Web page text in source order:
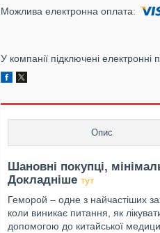
У компанії підключені
Опис
Шановні покупці,
Докладніше тут
Геморой – одне з найчастіших
коли виникає питання, як
допомогою до китайської